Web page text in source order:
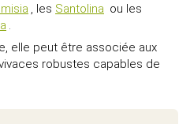
, les Santolina ou les
.
elle peut être associée aux
robustes capables de